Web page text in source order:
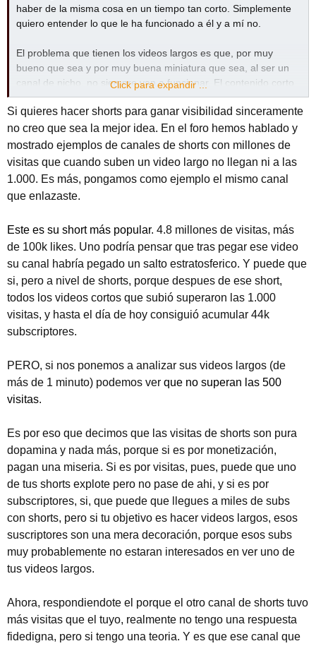
haber de la misma cosa en un tiempo tan corto. Simplemente
quiero entender lo que le ha funcionado a él y a mí no.
El problema que tienen los videos largos es que, por muy
bueno que sea y por muy buena miniatura que sea, al ser un
canal de nicho, no siempre van a funcionar. El contenido corto
es menos opcional, lleva menos tiempo y creo que es una
buena herramienta para crecer y tener más visibilidad. El canal
del video que he puesto hace sorts de historia con IA que
funcionan muy bien, aunque son históricamente un auténtico
desastre. Yo puedo mejorar eso, pero debo pillarle el punto.
Click para expandir ...
Si quieres hacer shorts para ganar visibilidad sinceramente
no creo que sea la mejor idea. En el foro hemos hablado y
mostrado ejemplos de canales de shorts con millones de
visitas que cuando suben un video largo no llegan ni a las
1.000. Es más, pongamos como ejemplo el mismo canal
que enlazaste.
Este es su short más popular. 4.8 millones de visitas, más
de 100k likes. Uno podría pensar que tras pegar ese video
su canal habría pegado un salto estratosferico. Y puede que
si, pero a nivel de shorts, porque despues de ese short,
todos los videos cortos que subió superaron las 1.000
visitas, y hasta el día de hoy consiguió acumular 44k
subscriptores.
PERO, si nos ponemos a analizar sus videos largos (de
más de 1 minuto) podemos ver que no superan las 500
visitas.
Es por eso que decimos que las visitas de shorts son pura
dopamina y nada más, porque si es por monetización,
pagan una miseria. Si es por visitas, pues, puede que uno
de tus shorts explote pero no pase de ahi, y si es por
subscriptores, si, que puede que llegues a miles de subs
con shorts, pero si tu objetivo es hacer videos largos, esos
suscriptores son una mera decoración, porque esos subs
muy probablemente no estaran interesados en ver uno de
tus videos largos.
Ahora, respondiendote el porque el otro canal de shorts tuvo
más visitas que el tuyo, realmente no tengo una respuesta
fidedigna, pero si tengo una teoria. Y es que ese canal que